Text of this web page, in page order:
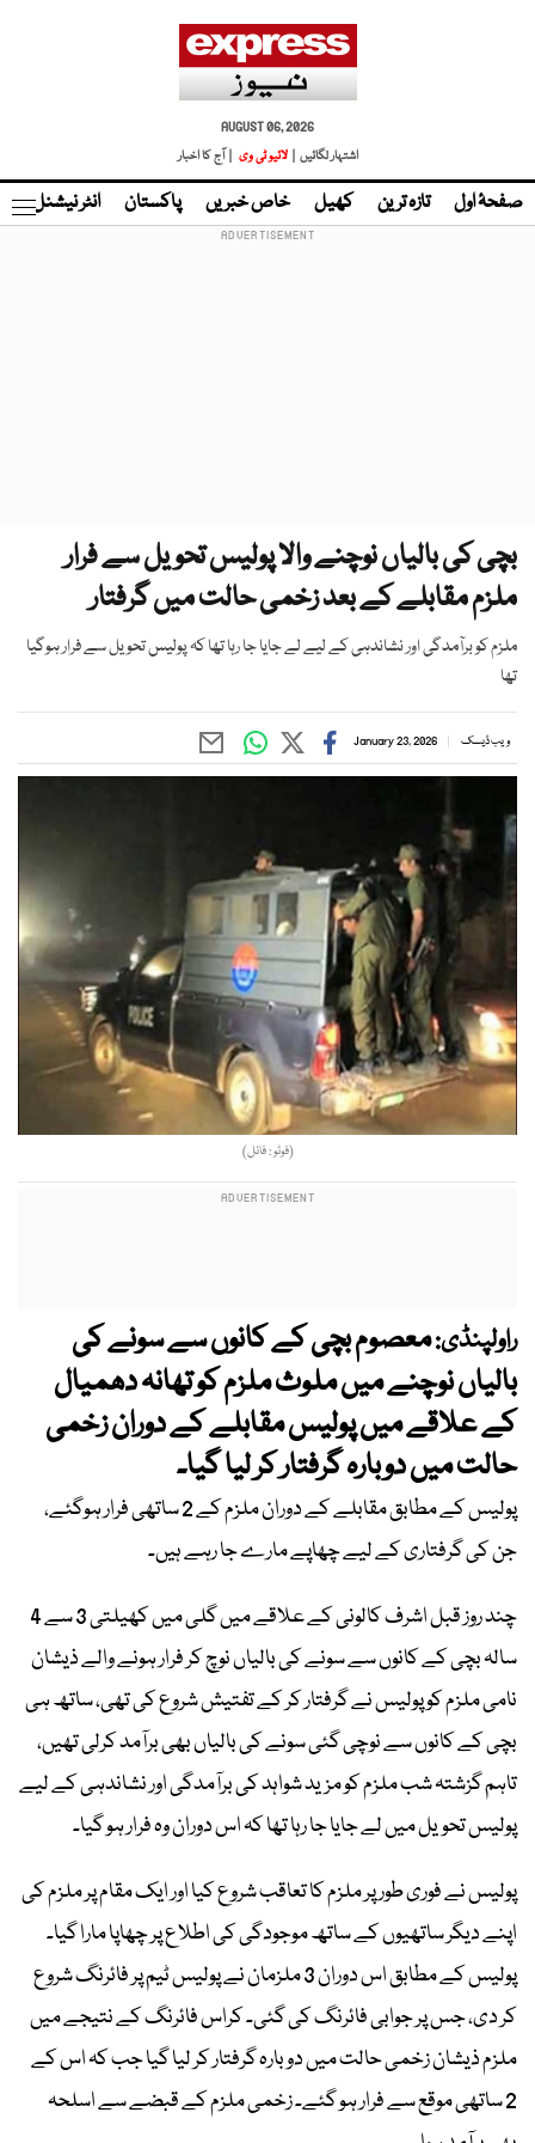
AUGUST 06, 2026
اشتہار لگائیں |
لائیو ٹی وی | آج کا اخبار
صفحۂ اول تازہ ترین کھیل خاص خبریں پاکستان انٹر نیشنل
بچی کی بالیاں نوچنے والا پولیس تحویل سے فرار
ملزم مقابلے کے بعد زخمی حالت میں گرفتار
ملزم کو برآمدگی اور نشاندہی کے لیے لے جایا جا رہا تھا کہ پولیس تحویل سے فرار ہوگیا
تھا
ویب ڈیسک January 23, 2026
(فوٹو : فائل)
راولپنڈی:معصوم بچی کے کانوں سے سونے کی
بالیاں نوچنے میں ملوث ملزم کو تھانہ دھمیال
کے علاقے میں پولیس مقابلے کے دوران زخمی
حالت میں دوبارہ گرفتار کر لیا گیا۔
پولیس کے مطابق مقابلے کے دوران ملزم کے 2 ساتھی فرار ہوگئے،
جن کی گرفتاری کے لیے چھاپے مارے جا رہے ہیں۔
چند روز قبل اشرف کالونی کے علاقے میں گلی میں کھیلتی 3 سے 4
سالہ بچی کے کانوں سے سونے کی بالیاں نوچ کر فرار ہونے والے ذیشان
نامی ملزم کو پولیس نے گرفتار کر کے تفتیش شروع کی تھی، ساتھ ہی
بچی کے کانوں سے نوچی گئی سونے کی بالیاں بھی برآمد کرلی تھیں،
تاہم گزشتہ شب ملزم کو مزید شواہد کی برآمدگی اور نشاندہی کے لیے
پولیس تحویل میں لے جایا جا رہا تھا کہ اس دوران وہ فرار ہو گیا۔
پولیس نے فوری طور پر ملزم کا تعاقب شروع کیا اور ایک مقام پر ملزم کی
اپنے دیگر ساتھیوں کے ساتھ موجودگی کی اطلاع پر چھاپا مارا گیا۔
پولیس کے مطابق اس دوران 3 ملزمان نے پولیس ٹیم پر فائرنگ شروع
کر دی، جس پر جوابی فائرنگ کی گئی۔ کراس فائرنگ کے نتیجے میں
ملزم ذیشان زخمی حالت میں دوبارہ گرفتار کر لیا گیا جب کہ اس کے
2 ساتھی موقع سے فرار ہو گئے۔ زخمی ملزم کے قبضے سے اسلحہ